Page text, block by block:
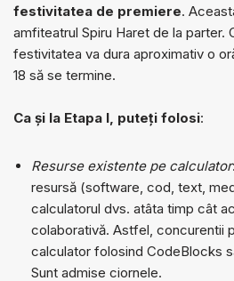
festivitatea de premiere.
amfiteatrul Spiru Haret de la parter.
festivitatea va dura aproximativ o
18 să se termine.
Ca și la Etapa I, puteți folosi:
Resurse existente pe calculator
resursă (software, cod, text,
calculatorul dvs. atâta timp cât
colaborativă. Astfel, concurentii
calculator folosind CodeBlocks
Sunt admise ciornele.